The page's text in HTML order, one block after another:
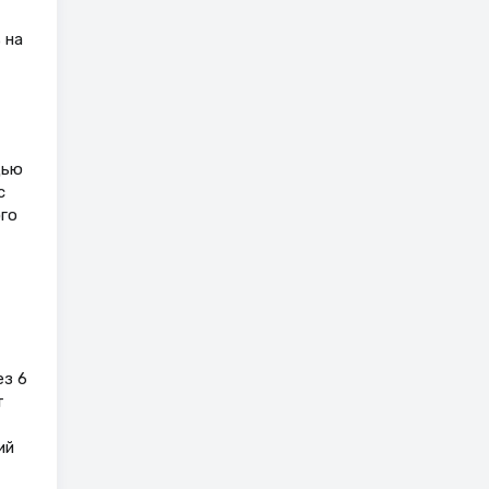
на
6